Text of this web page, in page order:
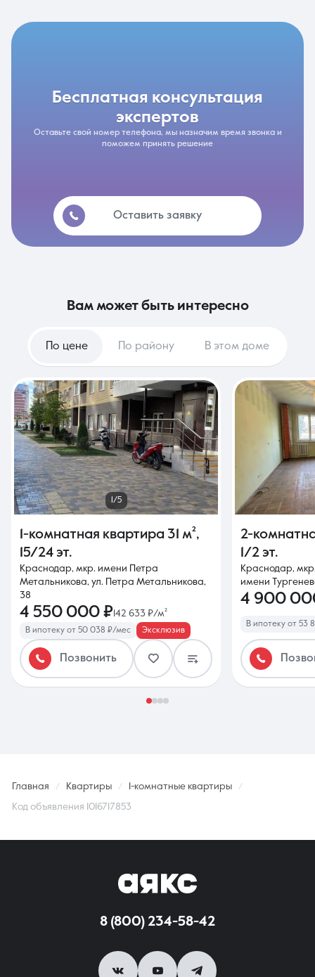
бесплатная консультация
экспертов
Оставьте свой номер телефона, мы назначим время звонка и
поможем принять решение
Оставить заявку
вам может быть интересно
По цене По району В этом доме
1/5
1-комнатная квартира 31 м²,
15/24 эт.
Краснодар, мкр. имени Петра
Метальникова, ул. Петра Метальникова,
38
4 550 000 ₽ 142 633 ₽/м²
В ипотеку от 50 038 ₽/мес Эксклюзив
Позвонить
2-
1/2 эт.
Краснодар,
имени
4 900
В ипотеку от 53
Главная Квартиры 1-комнатные квартиры
Код объявления 1016717853
8 (800) 234-58-42